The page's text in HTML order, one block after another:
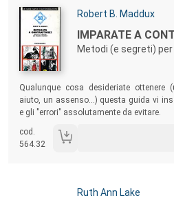
Autori:
Robert B. Maddux
Titolo:
IMPARATE A
Metodi (e segreti)
Qualunque cosa desideriate ottenere
aiuto, un assenso...) questa guida vi
e gli "errori" assolutamente da evitare.
cod.
564.32
Autori:
Ruth Ann Lake